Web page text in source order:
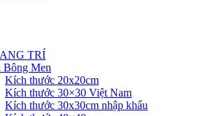
TRÍ
Bông Men
Kích thước 20x20cm
Kích thước 30×30 Việt Nam
Kích thước 30x30cm nhập khẩu